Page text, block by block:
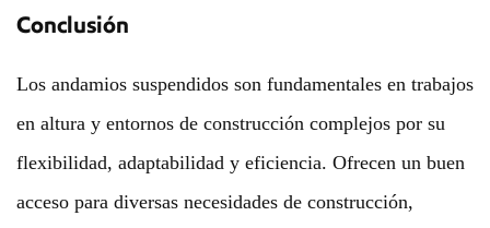
Conclusión
Los andamios suspendidos son fundamentales en trabajos
en altura y entornos de construcción complejos por su
flexibilidad, adaptabilidad y eficiencia. Ofrecen un buen
acceso para diversas necesidades de construcción,